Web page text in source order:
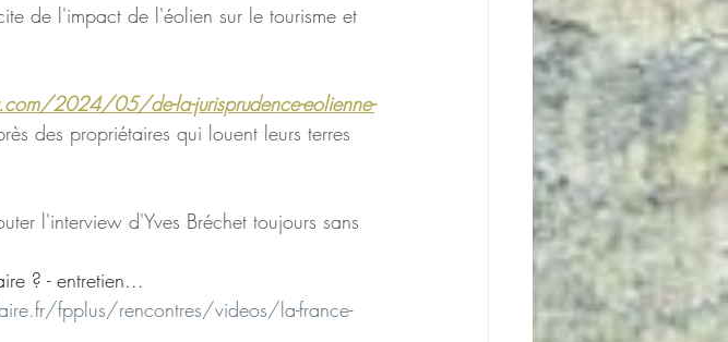
de l'impact de l'éolien sur le tourisme et
2024/05/de-la-jurisprudence-eolienne-
des propriétaires qui louent leurs terres
l'interview d'Yves Bréchet toujours sans
? - entretien...
fpplus/rencontres/videos/la-france-